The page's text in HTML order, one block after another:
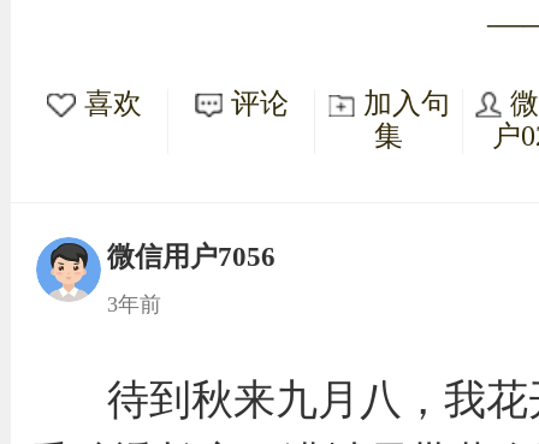
喜欢 评论
加入句
集
户
微信用户7056
3年前
待到秋来九月八，我